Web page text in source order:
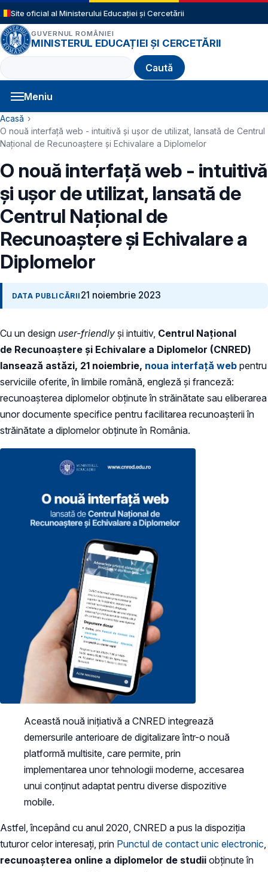
Sari la conținutul principal
Site oficial al Ministerului Educației și Cercetării
GUVERNUL ROMÂNIEI
MINISTERUL EDUCAȚIEI ȘI CERCETĂRII
Caută
Meniu
Navigație principală
Cale de navigare
Acasă
O nouă interfață web - intuitivă și ușor de utilizat, lansată de Centrul
Național de Recunoaștere și Echivalare a Diplomelor
O nouă interfață web - intuitivă
și ușor de utilizat, lansată de
Centrul Național de
Recunoaștere și Echivalare a
Diplomelor
DATA PUBLICĂRII 21 noiembrie 2023
Cu un design user-friendly și intuitiv, Centrul Național
de Recunoaștere și Echivalare a Diplomelor (CNRED)
lansează astăzi, 21 noiembrie, noua interfață web pentru
serviciile oferite, în limbile română, engleză și franceză:
recunoașterea diplomelor obținute în străinătate sau eliberarea
unor documente specifice pentru facilitarea recunoașterii în
străinătate a diplomelor obținute în România.
Această nouă inițiativă a CNRED integrează
demersurile anterioare de digitalizare într-o nouă
platformă multisite, care permite, prin
implementarea unor tehnologii moderne, accesarea
unui conținut adaptat pentru diverse dispozitive
mobile.
Astfel, începând cu anul 2020, CNRED a pus la dispoziția
tuturor celor interesați, prin Punctul de contact unic electronic,
recunoașterea online a diplomelor de studii obținute în